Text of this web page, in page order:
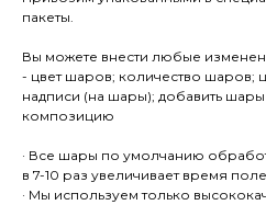
пакеты.
Вы можете внести любые
- цвет шаров; количество шаров;
надписи (на шары); добавить
композицию
· Все шары по умолчанию
в 7-10 раз увеличивает время
· Мы используем только